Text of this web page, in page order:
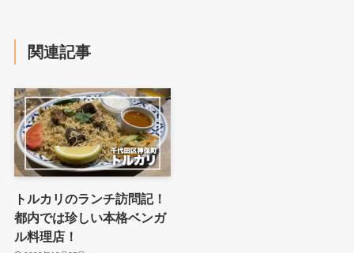
関連記事
トルカリのランチ訪問記！
都内では珍しい本格ベンガ
ル料理店！